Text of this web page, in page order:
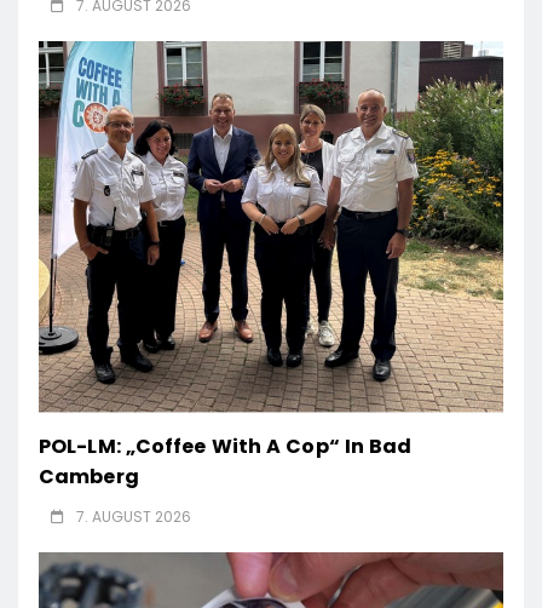
7. AUGUST 2026
POL-LM: „Coffee With A Cop“ In Bad
Camberg
7. AUGUST 2026